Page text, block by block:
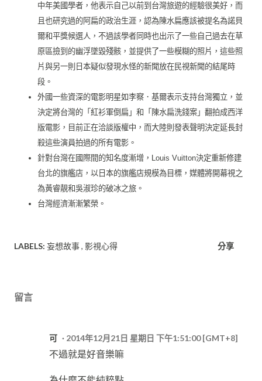
中年美國學者，他表示自己以前到台灣旅遊的經驗很美好，而
且也研究過的阿扁的政治生涯，認為陳水扁應該被提名為諾貝
爾和平獎候選人，不過該學者同時也出示了一些自己過去在草
原區撿到的幽浮墜毀殘骸，並提供了一些模糊的照片，這些照
片與另一則日本疑似發現水怪的新聞放在民視新聞的結尾時
段。
外國一些資深的電影明星如李察．基爾表示支持台灣獨立，並
決定將台灣的「紅衫軍倒扁」和「陳水扁洗錢案」翻拍成西洋
版電影，目前正在洽談版權中，而大陸則發表聲明決定延長封
殺這些演員拍過的所有電影。
針對台灣在國際間的知名度漸增，Louis Vuitton決定重新修建
台北的旗艦店，以日本的旗艦店規模為目標，媒體將開幕視之
為黃睿靚和吳淑珍的破冰之旅。
台灣經濟漸漸繁榮。
LABELS: 妄想故事 影視心得 分享
留言
可
2014年12月21日 星期日 下午1:51:00 [GMT+8]
不過就是好音樂嘛